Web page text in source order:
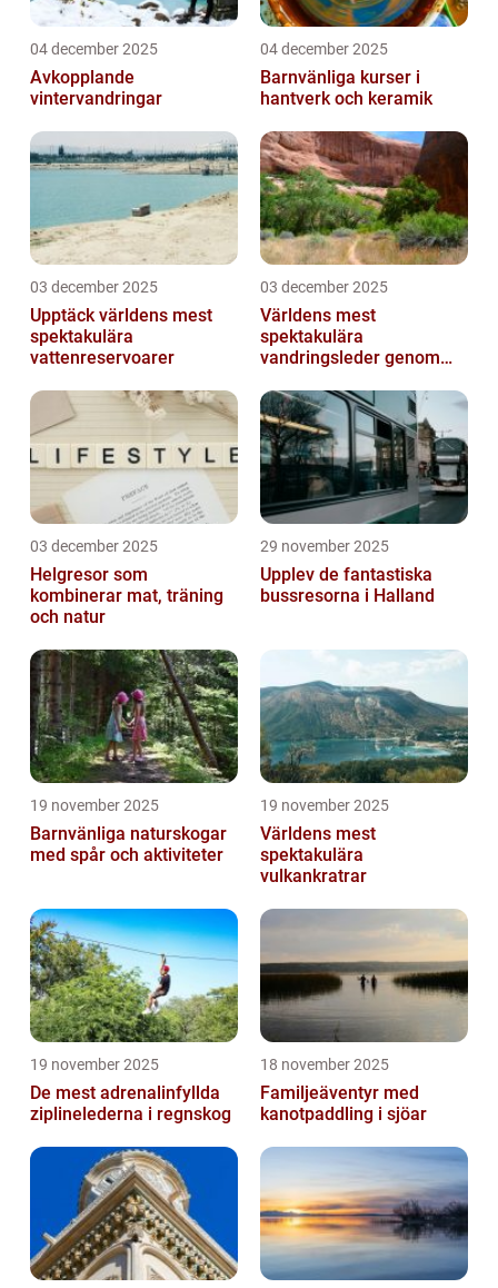
04 december 2025
Avkopplande
vintervandringar
04 december 2025
Barnvänliga kurser i
hantverk och keramik
03 december 2025
Upptäck världens mest
spektakulära
vattenreservoarer
03 december 2025
Världens mest
spektakulära
vandringsleder genom
03 december 2025
Helgresor som
kombinerar mat, träning
och natur
29 november 2025
Upplev de fantastiska
bussresorna i Halland
19 november 2025
Barnvänliga naturskogar
med spår och aktiviteter
19 november 2025
Världens mest
spektakulära
vulkankratrar
19 november 2025
De mest adrenalinfyllda
ziplinelederna i regnskog
18 november 2025
Familjeäventyr med
kanotpaddling i sjöar